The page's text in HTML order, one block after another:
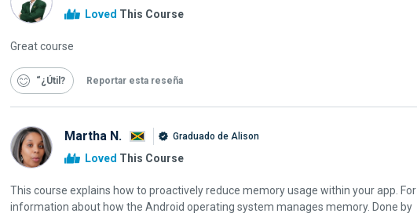
Loved This Course
Great course
“¿Útil Reportar esta reseña
Martha N. Graduado de Alison
Loved This Course
This course explains how to proactively reduce memory usage within your app. For
information about how the Android operating system manages memory. Done by